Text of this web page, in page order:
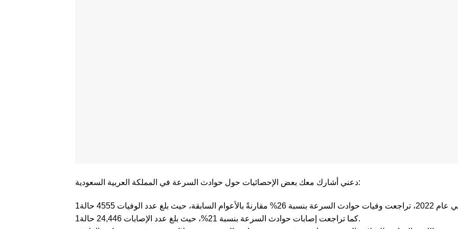
دعني أشارك معك بعض الإحصائيات حول حوادث السرعة في المملكة العربية السعودية:
كما تراجعت إصابات حوادث السرعة بنسبة 21%، حيث بلغ عدد الإصابات 24,446 حالة1.